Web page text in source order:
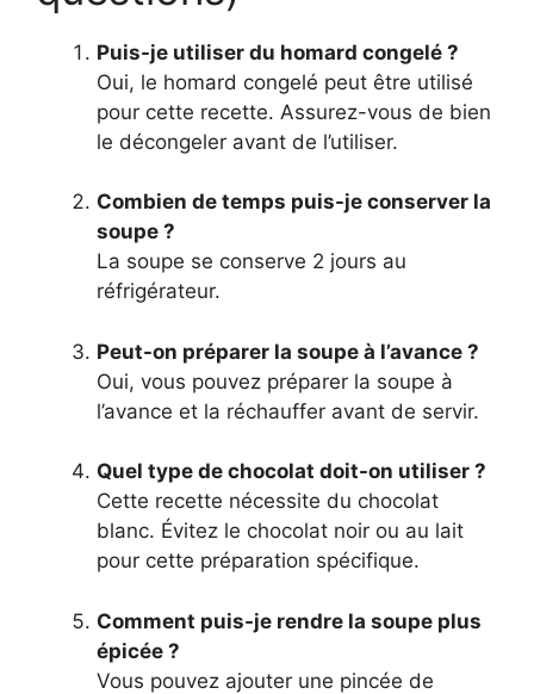
Puis-je utiliser du homard congelé ?
Oui, le homard congelé peut être utilisé
pour cette recette. Assurez-vous de bien
le décongeler avant de l’utiliser.
Combien de temps puis-je conserver la
soupe ?
La soupe se conserve 2 jours au
réfrigérateur.
Peut-on préparer la soupe à l’avance ?
Oui, vous pouvez préparer la soupe à
l’avance et la réchauffer avant de servir.
Quel type de chocolat doit-on utiliser ?
Cette recette nécessite du chocolat
blanc. Évitez le chocolat noir ou au lait
pour cette préparation spécifique.
Comment puis-je rendre la soupe plus
épicée ?
Vous pouvez ajouter une pincée de